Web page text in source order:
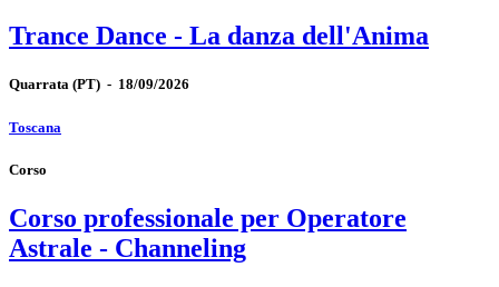
Trance Dance - La danza dell'Anima
Quarrata (PT) - 18/09/2026
Toscana
Corso
Corso professionale per Operatore
Astrale - Channeling